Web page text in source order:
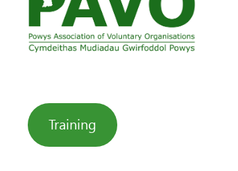
Training